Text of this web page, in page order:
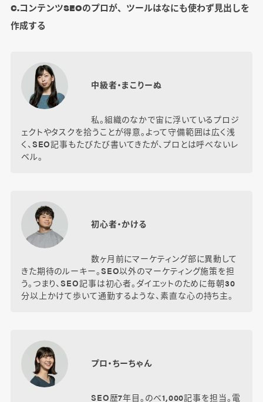
C.コンテンツSEOのプロが、ツールはなにも使わず見出しを
作成する
中級者・まこりーぬ
私。組織のなかで宙に浮いているプロジ
ェクトやタスクを拾うことが得意。よって守備範囲は広く浅
く、SEO記事もたびたび書いてきたが、プロとは呼べないレ
ベル。
初心者・かける
数ヶ月前にマーケティング部に異動して
きた期待のルーキー。SEO以外のマーケティング施策を担
う。つまり、SEO記事は初心者。ダイエットのために毎朝30
分以上かけて歩いて通勤するような、素直な心の持ち主。
プロ・ちーちゃん
SEO歴7年目。のべ1,000記事を担当。電